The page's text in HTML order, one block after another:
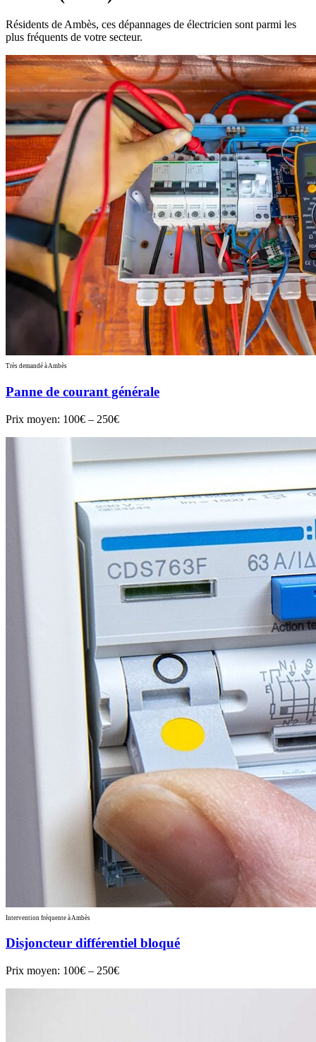
Résidents de Ambès, ces dépannages de électricien sont parmi les
plus fréquents de votre secteur.
Très demandé à Ambès
Panne de courant générale
Prix moyen: 100€ – 250€
Intervention fréquente à Ambès
Disjoncteur différentiel bloqué
Prix moyen: 100€ – 250€